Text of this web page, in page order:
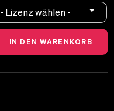
- Lizenz wählen -